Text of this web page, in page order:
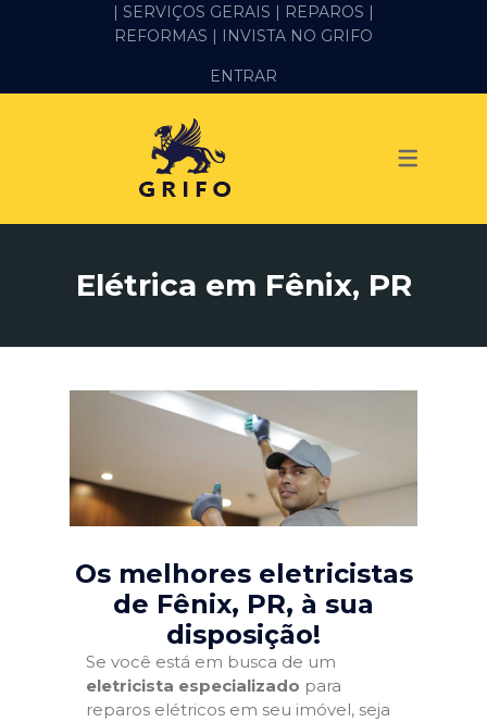
ALVENARIA E PEDREIRO
IMPERMEABILIZAÇÃO
REFORMA
| SERVIÇOS GERAIS | REPAROS |
REFORMAS | INVISTA NO GRIFO
ENTRAR
Elétrica em Fênix, PR
Os melhores eletricistas
de Fênix, PR, à sua
disposição!
Se você está em busca de um
eletricista especializado para
reparos elétricos em seu imóvel, seja